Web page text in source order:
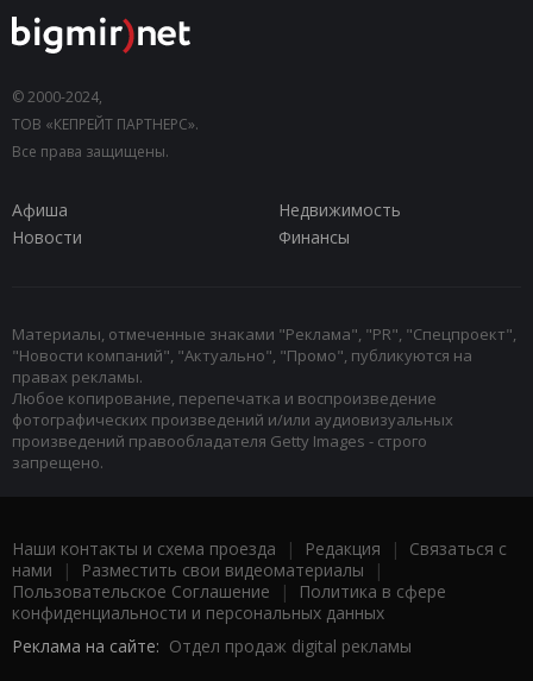
© 2000-2024,
ТОВ «КЕПРЕЙТ ПАРТНЕРС».
Все права защищены.
Афиша
Недвижимость
Новости
Финансы
Материалы, отмеченные знаками "Реклама", "PR", "Спецпроект",
"Новости компаний", "Актуально", "Промо", публикуются на
правах рекламы.
Любое копирование, перепечатка и воспроизведение
фотографических произведений и/или аудиовизуальных
произведений правообладателя Getty Images - строго
запрещено.
Наши контакты и схема проезда | Редакция | Связаться с
нами | Разместить свои видеоматериалы |
Пользовательское Соглашение |
Политика в сфере
конфиденциальности и персональных данных
Реклама на сайте: Отдел продаж digital рекламы